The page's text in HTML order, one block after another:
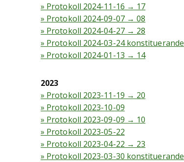
» Protokoll 2024-11-16 → 17
» Protokoll 2024-09-07 → 08
» Protokoll 2024-04-27 → 28
» Protokoll 2024-03-24 konstituerande
» Protokoll 2024-01-13 → 14
2023
» Protokoll 2023-11-19 → 20
» Protokoll 2023-10-09
» Protokoll 2023-09-09 → 10
» Protokoll 2023-05-22
» Protokoll 2023-04-22 → 23
» Protokoll 2023-03-30 konstituerande